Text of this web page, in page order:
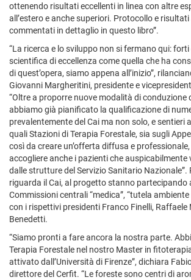
ottenendo risultati eccellenti in linea con altre
all’estero e anche superiori. Protocollo e
commentati in dettaglio in questo libro”.
“La ricerca e lo sviluppo non si fermano qui:
scientifica di eccellenza come quella che ha
di quest’opera, siamo appena all’inizio”,
Giovanni Margheritini, presidente e
“Oltre a proporre nuove modalità di conduzione
abbiamo già pianificato la qualificazione di
prevalentemente del Cai ma non solo, e sentieri
quali Stazioni di Terapia Forestale, sia sugli
così da creare un’offerta diffusa e
accogliere anche i pazienti che auspicabilmente
dalle strutture del Servizio Sanitario Nazionale”.
riguarda il Cai, al progetto stanno partecipando
Commissioni centrali “medica”, “tutela ambiente
con i rispettivi presidenti Franco Finelli, Raffaele
Benedetti.
“Siamo pronti a fare ancora la nostra parte.
Terapia Forestale nel nostro Master in
attivato dall’Università di Firenze”, dichiara
direttore del Cerfit. “Le foreste sono centri di